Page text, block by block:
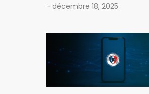
- décembre 18, 2025